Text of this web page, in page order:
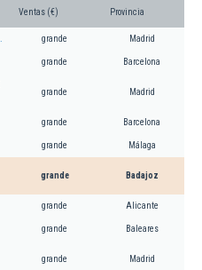
Ventas (€) Provincia
grande Madrid
grande Barcelona
grande Madrid
grande Barcelona
grande Málaga
grande Badajoz
grande Alicante
grande Baleares
grande Madrid